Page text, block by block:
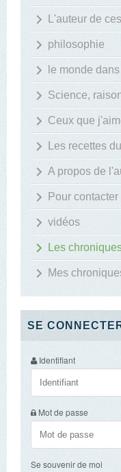
L'auteur de
philosophie
le monde
Science,
Ceux que
Les recettes
A propos de
Pour
vidéos
Les
Mes
SE
Identifiant
Mot de passe
Se souvenir de moi